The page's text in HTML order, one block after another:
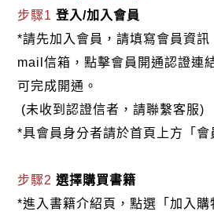
完之後，保證你的心情定會豁然
舒解。
本書是作者以其八十七年的生
筋疲力竭、饑寒凍餒、戰亂暴動
關、情海浮沉、榮辱得失、疾病
乏拮据……，閱歷了數不清的挫
通，何以故？原來他學會了一套
的功夫，簡言之，那就是一字秘
步驟1登入/加入會員
*請先加入會員，請填寫會員資
mail信箱，點擊會員開通認證連
可完成開通。
(未收到認證信者，請聯繫客服)
*具會員身分者請於首頁上方「會
步驟2選擇購買書籍
*進入書籍介紹頁，點選「加入